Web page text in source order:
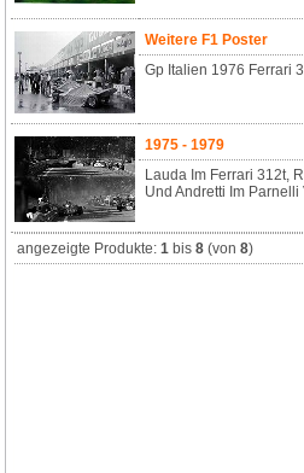
Weitere F1 Poster
Gp Italien 1976 Ferrari
1975 - 1979
Lauda Im Ferrari 312t,
Und Andretti Im
angezeigte Produkte:1 bis8 (von8)